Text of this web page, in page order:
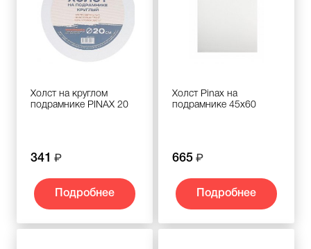
Холст на круглом
подрамнике PINAX 20
341
Подробнее
Холст Pinax на
подрамнике 45х60
665
Подробнее